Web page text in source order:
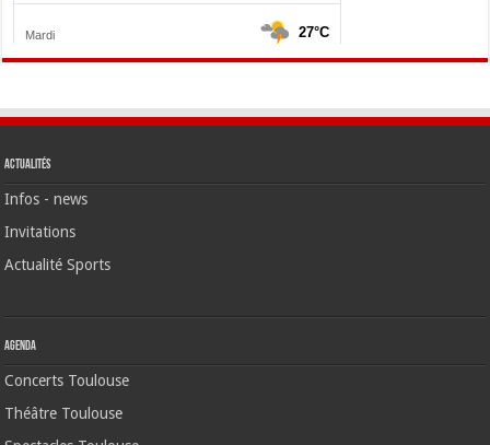
Actualités
Infos - news
Invitations
Actualité Sports
Agenda
Concerts Toulouse
Théâtre Toulouse